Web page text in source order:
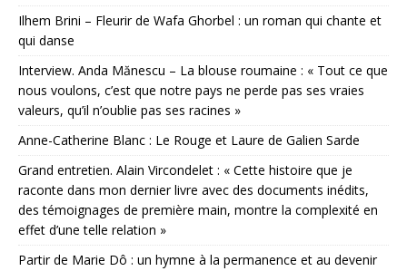
Ilhem Brini – Fleurir de Wafa Ghorbel : un roman qui chante et
qui danse
Interview. Anda Mănescu – La blouse roumaine : « Tout ce que
nous voulons, c’est que notre pays ne perde pas ses vraies
valeurs, qu’il n’oublie pas ses racines »
Anne-Catherine Blanc : Le Rouge et Laure de Galien Sarde
Grand entretien. Alain Vircondelet : « Cette histoire que je
raconte dans mon dernier livre avec des documents inédits,
des témoignages de première main, montre la complexité en
effet d’une telle relation »
Partir de Marie Dô : un hymne à la permanence et au devenir